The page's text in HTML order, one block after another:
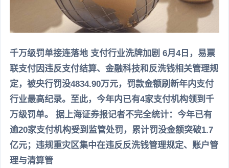
千万级罚单接连落地 支付行业洗牌加剧 6月4日，易票
联支付因违反支付结算、金融科技和反洗钱相关管理规
定，被央行罚没4834.90万元，罚款金额刷新年内支付
行业最高纪录。至此，今年内已有4家支付机构领到千
万级罚单。 据上海证券报记者不完全统计：今年已有
逾20家支付机构受到监管处罚，累计罚没金额突破1.7
亿元；违规重灾区集中在违反反洗钱管理规定、账户管
理与清算管